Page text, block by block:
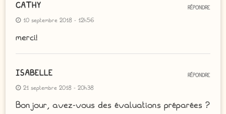
CATHY
10 septembre 2018 - 12h56
merci!
RÉPONDRE
ISABELLE
21 septembre 2018 - 20h38
Bonjour, avez-vous des évaluations préparées ?
RÉPONDRE